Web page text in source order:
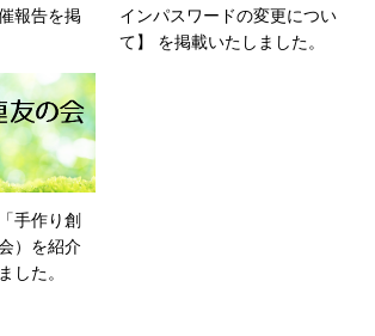
報告を掲
インパスワードの変更につい
て】 を掲載いたしました。
手作り創
）を紹介
した。